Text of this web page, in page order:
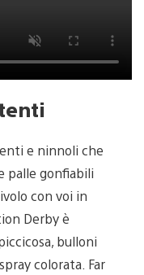
e ninnoli che
palle gonfiabili
con voi in
Derby è
bulloni
colorata. Far